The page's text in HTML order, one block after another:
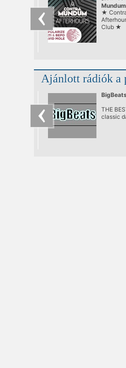
at
★
Club ★
Ajánlott rádiók a
THE
classic